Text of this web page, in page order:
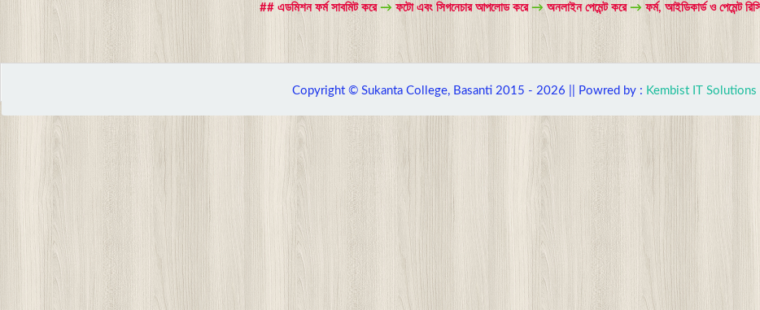
## এডমিশন ফর্ম সাবমিট করে → ফটো এবং সিগনেচার আপলোড করে → অনলাইন পেমেন্ট করে →ফর্ম, আইডিকার্ড ও পেমেন্ট
Copyright © Sukanta College, Basanti 2015 - 2026 || Powred by : Kembist IT Solutions